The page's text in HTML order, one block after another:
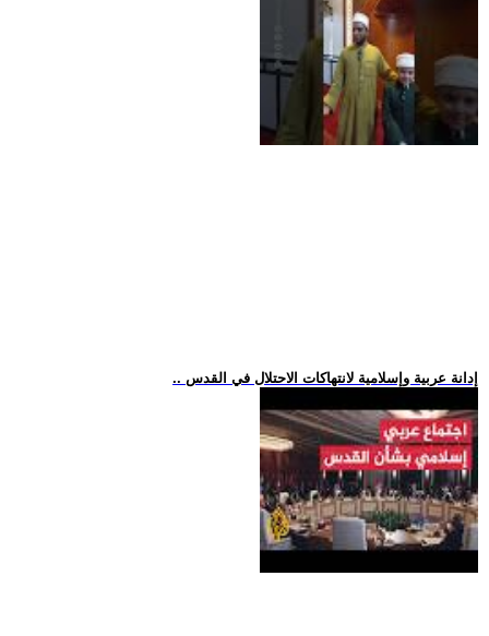
.. إدانة عربية وإسلامية لانتهاكات الاحتلال في القدس